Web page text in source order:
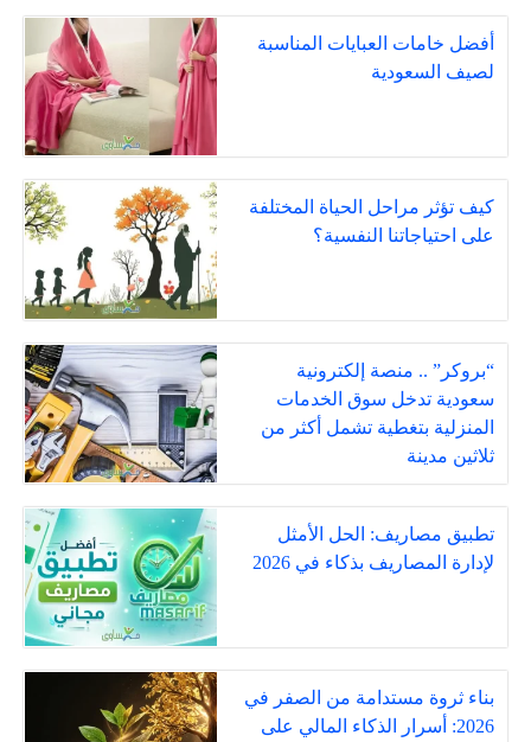
أفضل خامات العبايات المناسبة
لصيف السعودية
كيف تؤثر مراحل الحياة المختلفة
على احتياجاتنا النفسية؟
“بروكر” .. منصة إلكترونية
سعودية تدخل سوق الخدمات
المنزلية بتغطية تشمل أكثر من
ثلاثين مدينة
تطبيق مصاريف: الحل الأمثل
لإدارة المصاريف بذكاء في 2026
بناء ثروة مستدامة من الصفر في
2026: أسرار الذكاء المالي على